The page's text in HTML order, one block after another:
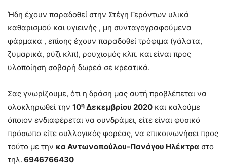
Ήδη έχουν παραδοθεί στην Στέγη Γερόντων υλικά
καθαρισμού και υγιεινής , μη συνταγογραφούμενα
φάρμακα , επίσης έχουν παραδοθεί τρόφιμα (γάλατα,
ζυμαρικά, ρύζι κλπ), ρουχισμός κλπ. και είναι προς
υλοποίηση σοβαρή δωρεά σε κρεατικά.
Σας γνωρίζουμε, ότι η δράση μας αυτή προβλέπεται να
ολοκληρωθεί την 10η Δεκεμβρίου 2020 και καλούμε
όποιον ενδιαφέρεται να συνδράμει, είτε είναι φυσικό
πρόσωπο είτε συλλογικός φορέας, να επικοινωνήσει προς
τούτο με την κα Αντωνοπούλου-Πανάγου Ηλέκτρα στο
τηλ. 6946766430